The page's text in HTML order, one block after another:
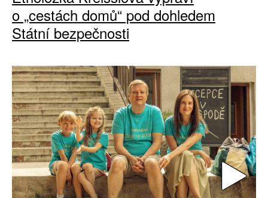
o „cestách domů“ pod dohledem
Státní bezpečnosti